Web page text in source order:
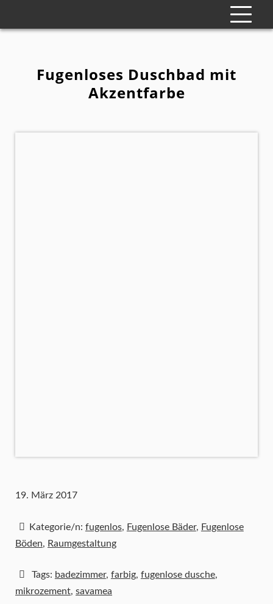
Fugenloses Duschbad mit
Akzentfarbe
19. März 2017
Kategorie/n: fugenlos, Fugenlose Bäder, Fugenlose
Böden, Raumgestaltung
Tags: badezimmer, farbig, fugenlose dusche,
mikrozement, savamea